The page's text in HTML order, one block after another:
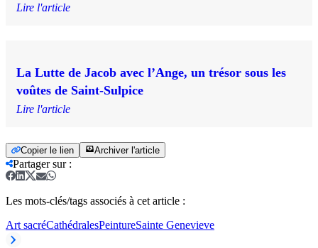
Lire l'article
La Lutte de Jacob avec l’Ange, un trésor sous les
voûtes de Saint-Sulpice
Lire l'article
Copier le lien Archiver l'article
Partager sur:
Les mots-clés/tags associés à cet article :
Art sacréCathédralesPeintureSainte Genevieve